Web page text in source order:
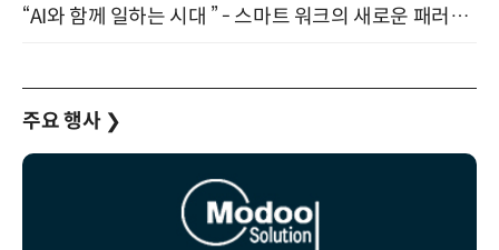
“AI와 함께 일하는 시대 ” - 스마트 워크의 새로운 패러다임 (9/11)
주요 행사 ❯